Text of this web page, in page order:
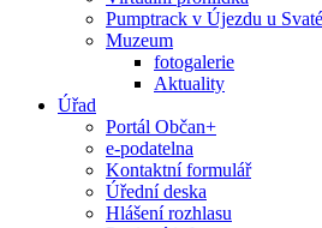
Pumptrack v Újezdu u
Muzeum
fotogalerie
Aktuality
Úřad
Portál Občan+
e-podatelna
Kontaktní formulář
Úřední deska
Hlášení rozhlasu